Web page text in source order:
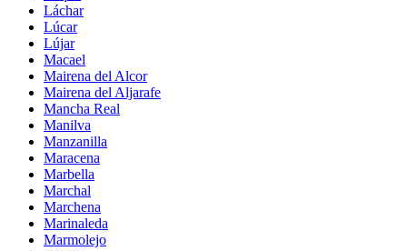
Láchar
Lúcar
Lújar
Macael
Mairena del Alcor
Mairena del Aljarafe
Mancha Real
Manilva
Manzanilla
Maracena
Marbella
Marchal
Marchena
Marinaleda
Marmolejo